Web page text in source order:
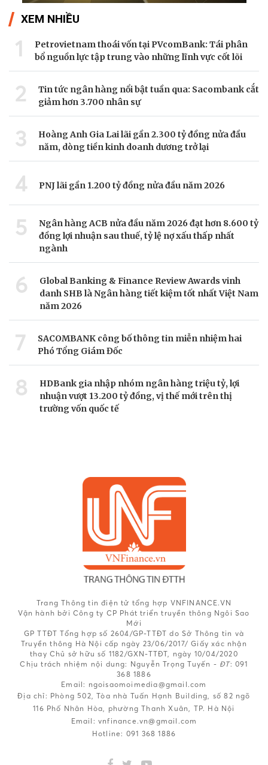
XEM NHIỀU
1
Petrovietnam thoái vốn tại PVcomBank: Tái phân
bổ nguồn lực tập trung vào những lĩnh vực cốt lõi
2
Tin tức ngân hàng nổi bật tuần qua: Sacombank cắt
giảm hơn 3.700 nhân sự
3
Hoàng Anh Gia Lai lãi gần 2.300 tỷ đồng nửa đầu
năm, dòng tiền kinh doanh dương trở lại
4 PNJ lãi gần 1.200 tỷ đồng nửa đầu năm 2026
5
Ngân hàng ACB nửa đầu năm 2026 đạt hơn 8.600 tỷ
đồng lợi nhuận sau thuế, tỷ lệ nợ xấu thấp nhất
ngành
6
Global Banking & Finance Review Awards vinh
danh SHB là Ngân hàng tiết kiệm tốt nhất Việt Nam
năm 2026
7
SACOMBANK công bố thông tin miễn nhiệm hai
Phó Tổng Giám Đốc
8
HDBank gia nhập nhóm ngân hàng triệu tỷ, lợi
nhuận vượt 13.200 tỷ đồng, vị thế mới trên thị
trường vốn quốc tế
Trang Thông tin điện tử tổng hợp VNFINANCE.VN
Vận hành bởi Công ty CP Phát triển truyền thông Ngôi Sao
Mới
GP TTĐT Tổng hợp số 2604/GP-TTĐT do Sở Thông tin và
Truyền thông Hà Nội cấp ngày 23/06/2017/ Giấy xác nhận
thay Chủ sở hữu số 1182/GXN-TTĐT, ngày 10/04/2020
Chịu trách nhiệm nội dung: Nguyễn Trọng Tuyến - ĐT: 091
368 1886
Email: ngoisaomoimedia@gmail.com
Địa chỉ: Phòng 502, Tòa nhà Tuấn Hạnh Building, số 82 ngõ
116 Phố Nhân Hòa, phường Thanh Xuân, TP. Hà Nội
Email: vnfinance.vn@gmail.com
Hotline: 091 368 1886